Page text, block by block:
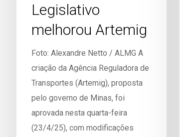
Legislativo
melhorou Artemig
Foto: Alexandre Netto / ALMG A
criação da Agência Reguladora de
Transportes (Artemig), proposta
pelo governo de Minas, foi
aprovada nesta quarta-feira
(23/4/25), com modificações